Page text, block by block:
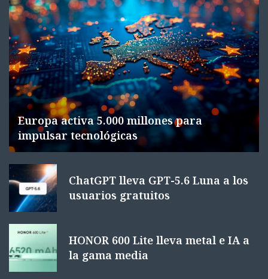
Europa activa 5.000 millones para
impulsar tecnológicas
ChatGPT lleva GPT-5.6 Luna a los
usuarios gratuitos
HONOR 600 Lite lleva metal e IA a
la gama media